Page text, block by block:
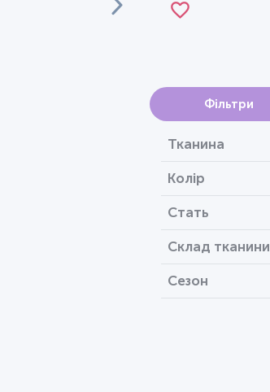
Фільтри
Тканина
Колір
Стать
Склад тканини
Сезон